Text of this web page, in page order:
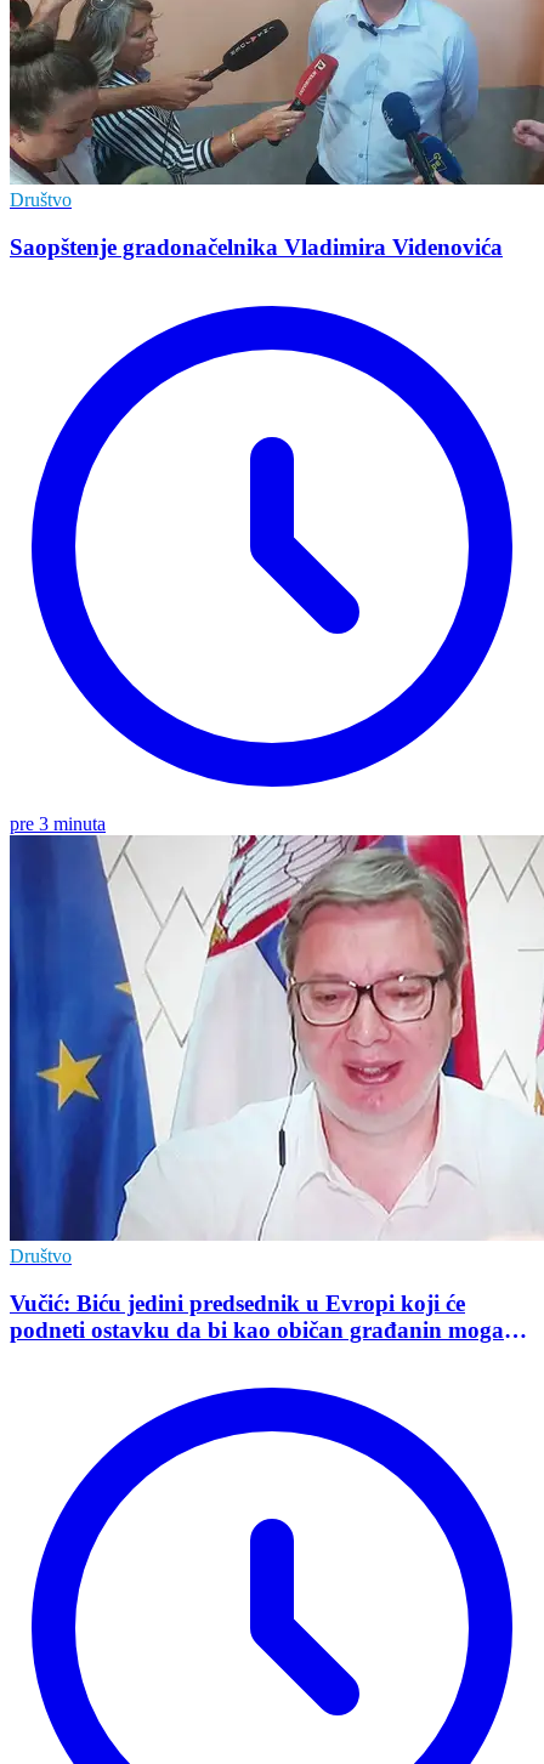
Društvo
Saopštenje gradonačelnika Vladimira Videnovića
pre 3 minuta
Društvo
Vučić: Biću jedini predsednik u Evropi koji će
podneti ostavku da bi kao običan građanin mogao